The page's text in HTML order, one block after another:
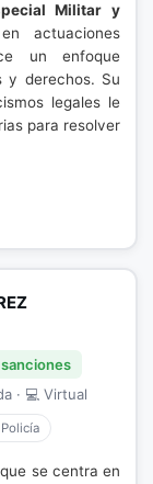
Militar y
actuaciones
un enfoque
y derechos. Su
legales le
para resolver
· 💻 Virtual
se centra en